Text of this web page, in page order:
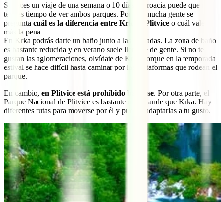
Si haces un viaje de una semana o 10 días a Croacia puede que no
tengas tiempo de ver ambos parques. Por eso mucha gente se
pregunta cuál es la diferencia entre Krka y Plitvice o cuál vale
más la pena.
En Krka podrás darte un baño junto a las cascadas. La zona de baño
es bastante reducida y en verano suele llenarse de gente. Si no te
gustan las aglomeraciones, olvídate de Krka porque en la temporada
estival se hace difícil hasta caminar por las plataformas que rodean el
parque.
En cambio, en Plitvice está prohibido bañarse. Por otra parte, el
Parque Nacional de Plitvice es bastante más grande que Krka. Hay
diferentes rutas para moverse por él y puedes adaptarlas a tu gusto.